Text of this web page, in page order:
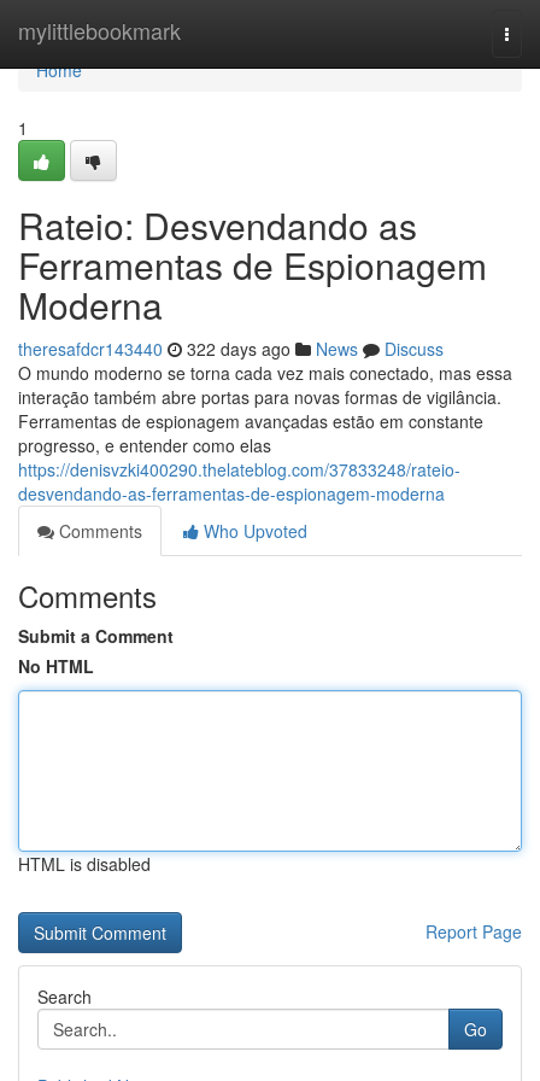
mylittlebookmark
Home
Home
1
Rateio: Desvendando as
Ferramentas de Espionagem
Moderna
theresafdcr143440 322 days ago News
Discuss
O mundo moderno se torna cada vez mais conectado, mas essa
interação também abre portas para novas formas de vigilância.
Ferramentas de espionagem avançadas estão em constante
progresso, e entender como elas
https://denisvzki400290.thelateblog.com/37833248/rateio-
desvendando-as-ferramentas-de-espionagem-moderna
Comments
Who Upvoted
Comments
Submit a Comment
No HTML
HTML is disabled
Report Page
Search
Go